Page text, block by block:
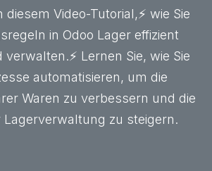
diesem Video-Tutorial,⚡ wie Sie
in Odoo Lager effizient
Lernen Sie, wie Sie
automatisieren, um die
Waren zu verbessern und die
Lagerverwaltung zu steigern.